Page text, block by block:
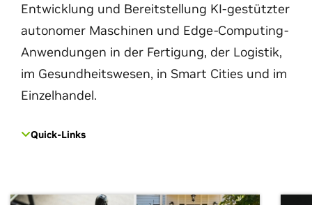
Entwicklung und Bereitstellung KI-gestützter
autonomer Maschinen und Edge-Computing-
Anwendungen in der Fertigung, der Logistik,
im Gesundheitswesen, in Smart Cities und im
Einzelhandel.
Quick-Links